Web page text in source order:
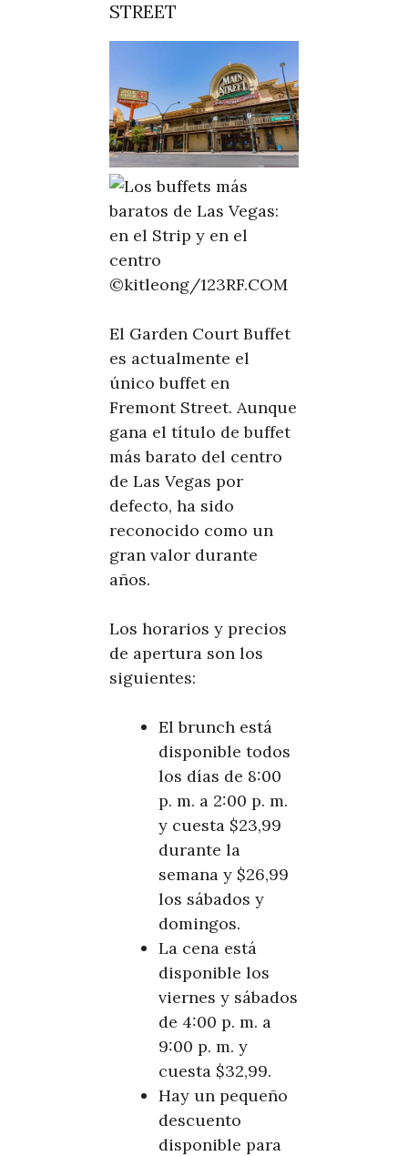
STREET
©kitleong/123RF.COM
El Garden Court Buffet
es actualmente el
único buffet en
Fremont Street. Aunque
gana el título de buffet
más barato del centro
de Las Vegas por
defecto, ha sido
reconocido como un
gran valor durante
años.
Los horarios y precios
de apertura son los
siguientes:
El brunch está
disponible todos
los días de 8:00
p. m. a 2:00 p. m.
y cuesta $23,99
durante la
semana y $26,99
los sábados y
domingos.
La cena está
disponible los
viernes y sábados
de 4:00 p. m. a
9:00 p. m. y
cuesta $32,99.
Hay un pequeño
descuento
disponible para